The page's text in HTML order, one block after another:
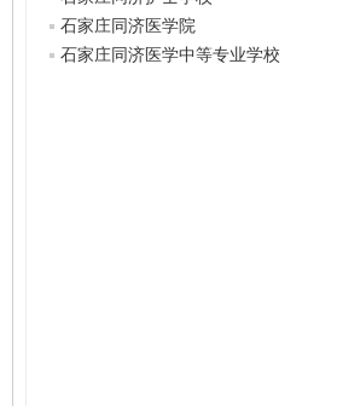
石家庄同济医学院
石家庄同济医学中等专业学校